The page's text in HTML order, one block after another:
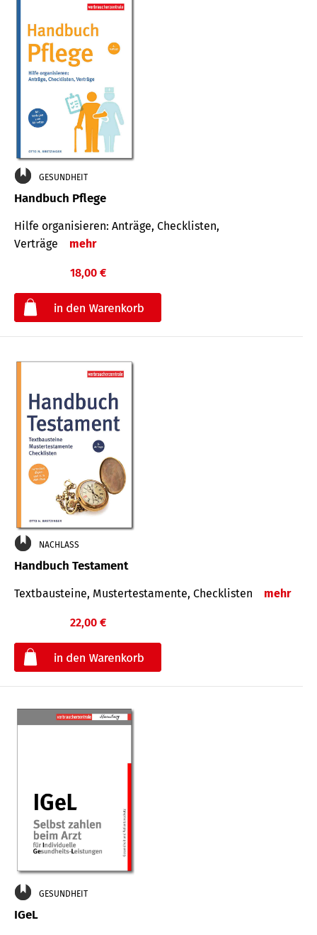
GESUNDHEIT
Handbuch Pflege
Hilfe organisieren: Anträge, Checklisten,
Verträge
mehr
18,00 €
NACHLASS
Handbuch Testament
Textbausteine, Mustertestamente, Checklisten mehr
22,00 €
GESUNDHEIT
IGeL